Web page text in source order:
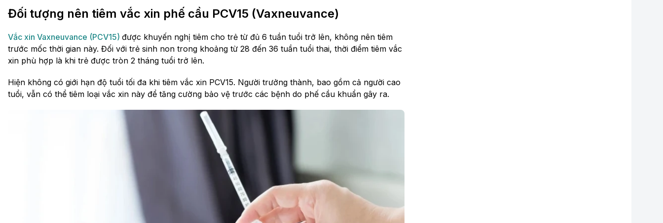
Đối tượng nên tiêm vắc xin phế cầu PCV15 (Vaxneuvance)
Vắc xin Vaxneuvance (PCV15) được khuyến nghị tiêm cho trẻ từ đủ 6 tuần tuổi trở lên, không nên tiêm
trước mốc thời gian này. Đối với trẻ sinh non trong khoảng từ 28 đến 36 tuần tuổi thai, thời điểm tiêm vắc
xin phù hợp là khi trẻ được tròn 2 tháng tuổi trở lên.
Hiện không có giới hạn độ tuổi tối đa khi tiêm vắc xin PCV15. Người trưởng thành, bao gồm cả người cao
tuổi, vẫn có thể tiêm loại vắc xin này để tăng cường bảo vệ trước các bệnh do phế cầu khuẩn gây ra.